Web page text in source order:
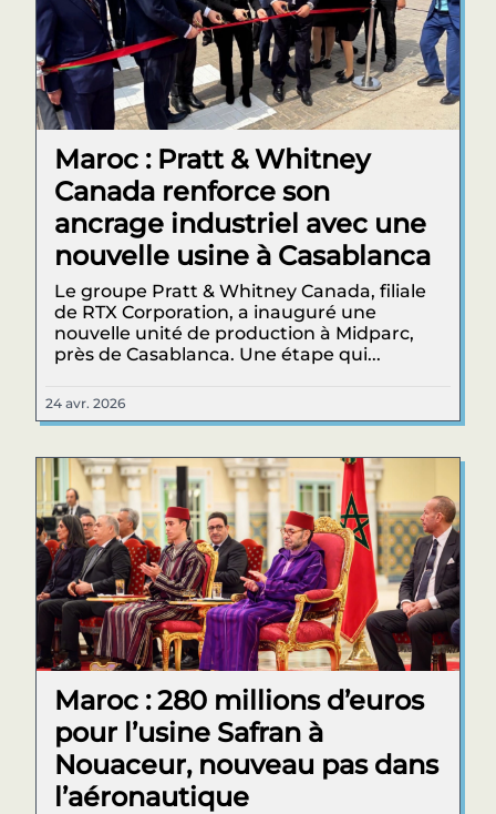
Maroc : Pratt & Whitney
Canada renforce son
ancrage industriel avec une
nouvelle usine à Casablanca
Le groupe Pratt & Whitney Canada, filiale
de RTX Corporation, a inauguré une
nouvelle unité de production à Midparc,
près de Casablanca. Une étape qui...
24 avr. 2026
Maroc : 280 millions d’euros
pour l’usine Safran à
Nouaceur, nouveau pas dans
l’aéronautique